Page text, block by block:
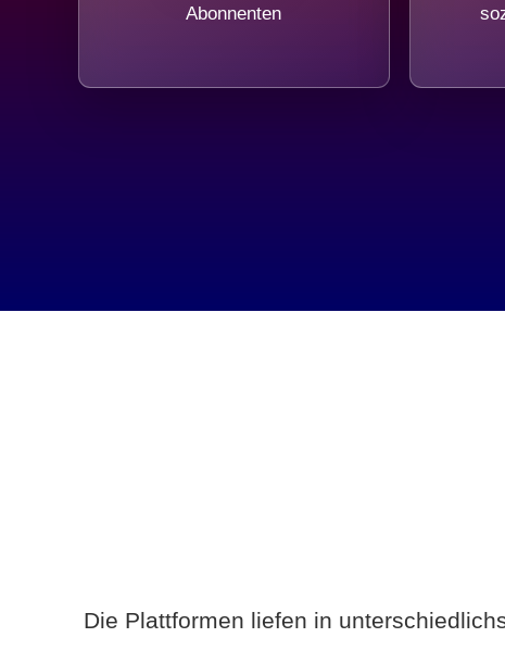
Abonnenten
Die Plattformen liefen in